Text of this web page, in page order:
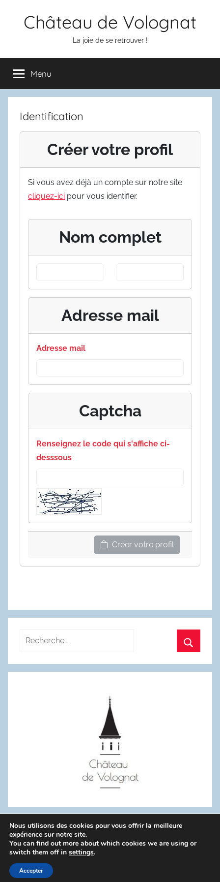
Château de Volognat
La joie de se retrouver !
Menu
Identification
Créer votre profil
Si vous avez déjà un compte sur notre site
cliquez-ici pour vous identifier.
Nom complet
Adresse mail
Adresse mail
Captcha
Renseignez le code qui s'affiche ci-
desssous
Créer votre profil
Recherche
:
WordPress Theme: Donovan by ThemeZee.
Politique de confidentialité
Nous utilisons des cookies pour vous offrir la meilleure
expérience sur notre site.
You can find out more about which cookies we are using or
switch them off in settings.
Accepter